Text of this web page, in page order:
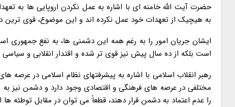
حضرت آیت الله خامنه ای با اشاره به عمل نکردن اروپایی ها به
به هیچیک از تعهدات خود عمل نکرده اند و این موضوع، قوی ترین
ایشان جریان امور را به رغم همه این دشمنی ها، به نفع جمهوری
است بلکه از ده سال پیش نیز قوی تر شده و اقتدار انقلابی و
رهبر انقلاب اسلامی با اشاره به پیشرفتهای نظام اسلامی در
مختلفی در عرصه های فرهنگی و اقتصادی وجود دارد و دشمن نیز به
را عدم اعتماد به دشمن قرار دهند، قطعاً می توان در مقابل توطئه ها